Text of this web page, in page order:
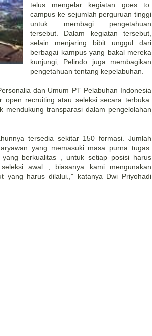
telus mengelar kegiatan goes to
campus ke sejumlah perguruan tinggi
untuk membagi pengetahuan
tersebut. Dalam kegiatan tersebut,
selain menjaring bibit unggul dari
berbagai kampus yang bakal mereka
kunjungi, Pelindo juga membagikan
pengetahuan tentang kepelabuhan.
dan Umum PT Pelabuhan Indonesia
recruiting atau seleksi secara terbuka.
mendukung transparasi dalam pengelolahan
tersedia sekitar 150 formasi. Jumlah
yang memasuki masa purna tugas
berkualitas , untuk setiap posisi harus
awal , biasanya kami mengunakan
yang harus dilalui.," katanya Dwi Priyohadi